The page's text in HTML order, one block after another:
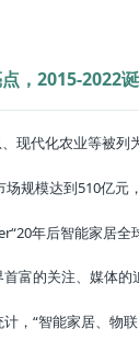
，2015-2022诞
现代化农业等被列
规模达到510亿元
年后智能家居
富的关注、媒体
，“智能家居、物